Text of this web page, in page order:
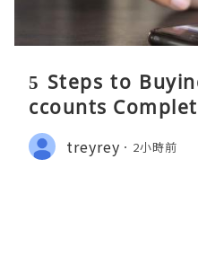
5 Steps to
ccounts
treyrey 2小時前